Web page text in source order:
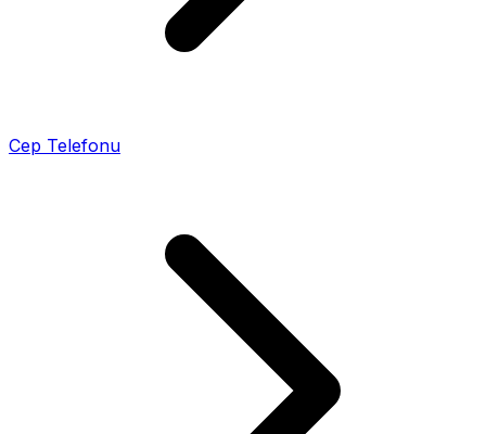
Cep Telefonu